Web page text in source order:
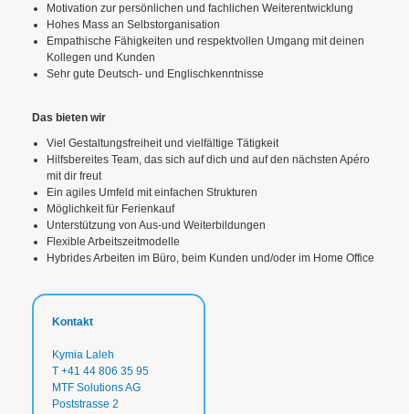
Motivation zur persönlichen und fachlichen Weiterentwicklung
Hohes Mass an Selbstorganisation
Empathische Fähigkeiten und respektvollen Umgang mit deinen
Kollegen und Kunden
Sehr gute Deutsch- und Englischkenntnisse
Das bieten wir
Viel Gestaltungsfreiheit und vielfältige Tätigkeit
Hilfsbereites Team, das sich auf dich und auf den nächsten Apéro
mit dir freut
Ein agiles Umfeld mit einfachen Strukturen
Möglichkeit für Ferienkauf
Unterstützung von Aus-und Weiterbildungen
Flexible Arbeitszeitmodelle
Hybrides Arbeiten im Büro, beim Kunden und/oder im Home Office
Kontakt
Kymia Laleh
T +41 44 806 35 95
MTF Solutions AG
Poststrasse 2